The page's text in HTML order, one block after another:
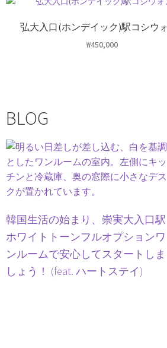
弘大入口(ホンデイック)駅コシウ
₩450,000
BLOG
韓国生活の始まり、崇実大入口駅
ホワイトトーンフルオプションワ
ンルームで安心してスタートしま
しょう！ (feat. ハートステイ)